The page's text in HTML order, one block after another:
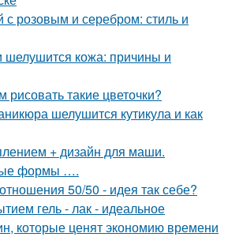
розовым и серебром: стиль и
шелушится кожа: причины и
такие цветочки?
шелушится кутикула и как
+ дизайн для маши.
формы ….
50/50 - идея так себе?
гель - лак - идеальное
которые ценят экономию времени